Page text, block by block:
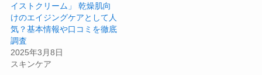
イストクリーム」 乾燥肌向
けのエイジングケアとして人
気？基本情報や口コミを徹底
調査
2025年3月8日
スキンケア